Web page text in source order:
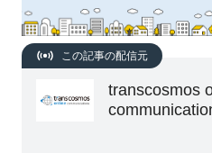
この記事の配信元
transcosmos